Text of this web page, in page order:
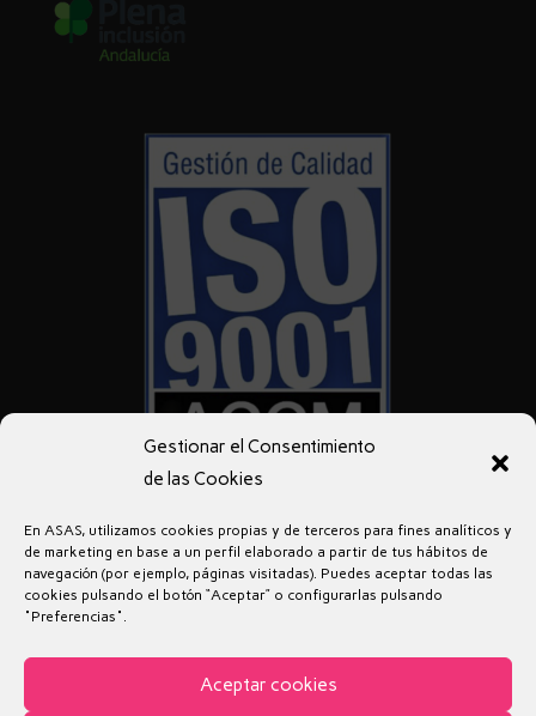
Gestionar el Consentimiento
de las Cookies
En ASAS, utilizamos cookies propias y de terceros para fines analíticos y
de marketing en base a un perfil elaborado a partir de tus hábitos de
navegación (por ejemplo, páginas visitadas). Puedes aceptar todas las
cookies pulsando el botón “Aceptar” o configurarlas pulsando
"Preferencias".
Aceptar cookies
Aviso legal
Política de Cookies